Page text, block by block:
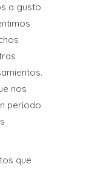
a gusto
nos
periodo
que